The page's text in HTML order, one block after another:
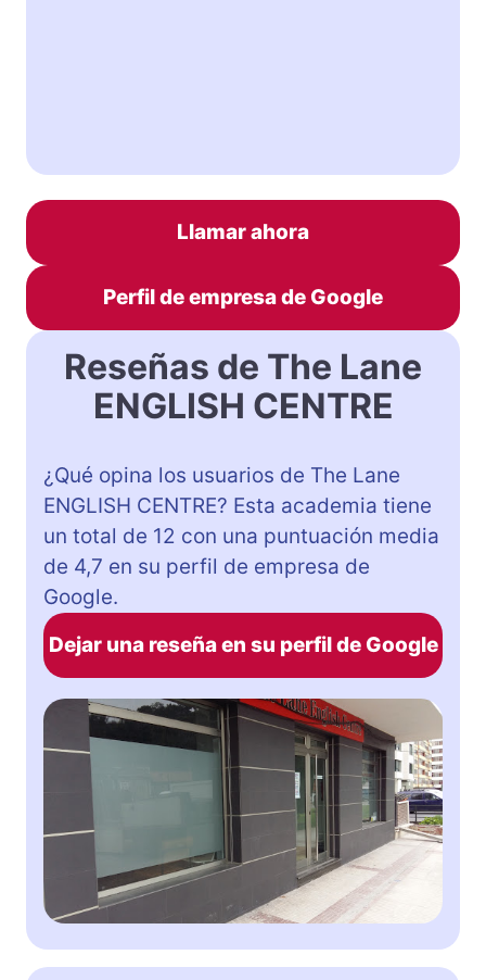
Llamar ahora
Perfil de empresa de Google
Reseñas de The Lane
ENGLISH CENTRE
¿Qué opina los usuarios de The Lane
ENGLISH CENTRE? Esta academia tiene
un total de 12 con una puntuación media
de 4,7 en su perfil de empresa de
Google.
Dejar una reseña en su perfil de Google